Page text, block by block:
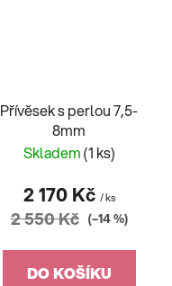
Přívěsek s perlou 7,5-
8mm
Skladem(1 ks)
2 170 Kč / ks
2 550 Kč (–14 %)
DO KOŠÍKU